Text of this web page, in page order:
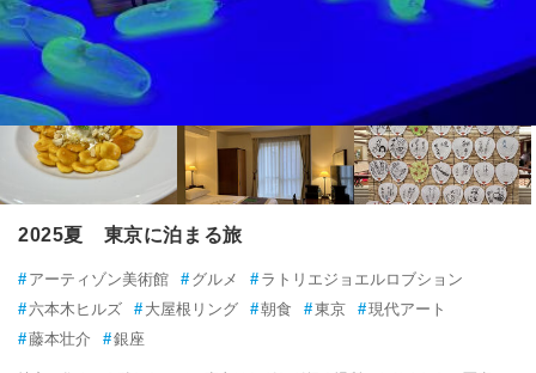
2025夏 東京に泊まる旅
# アーティゾン美術館 # グルメ # ラトリエジョエルロブション
# 六本木ヒルズ # 大屋根リング #朝食 #東京 #現代アート
#藤本壮介 #銀座